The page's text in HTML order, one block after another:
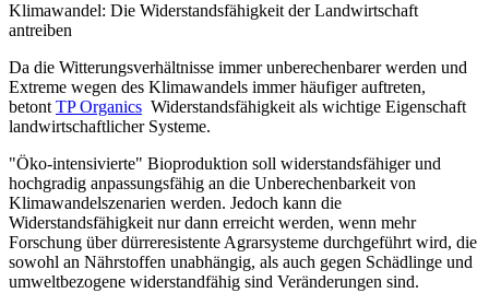
Klimawandel: Die Widerstandsfähigkeit der Landwirtschaft
antreiben
Da die Witterungsverhältnisse immer unberechenbarer werden und
Extreme wegen des Klimawandels immer häufiger auftreten,
betont TP Organics Widerstandsfähigkeit als wichtige Eigenschaft
landwirtschaftlicher Systeme.
"Öko-intensivierte" Bioproduktion soll widerstandsfähiger und
hochgradig anpassungsfähig an die Unberechenbarkeit von
Klimawandelszenarien werden. Jedoch kann die
Widerstandsfähigkeit nur dann erreicht werden, wenn mehr
Forschung über dürreresistente Agrarsysteme durchgeführt wird, die
sowohl an Nährstoffen unabhängig, als auch gegen Schädlinge und
umweltbezogene widerstandfähig sind Veränderungen sind.